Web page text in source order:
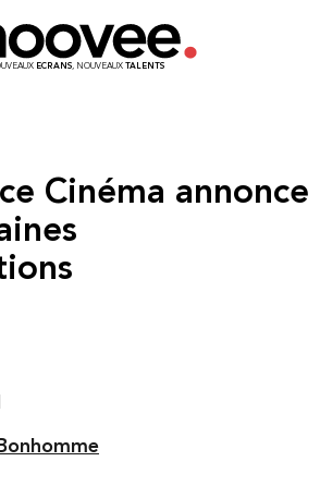
ECRANS, NOUVEAUX TALENTS
Cinéma annonce